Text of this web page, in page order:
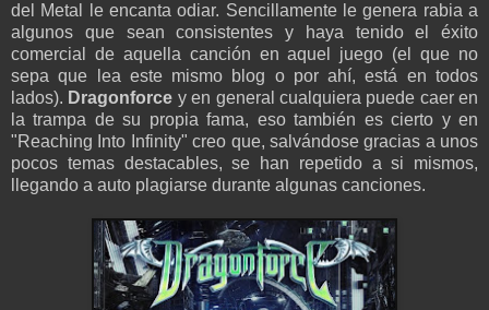
del Metal le encanta odiar. Sencillamente le genera rabia a
algunos que sean consistentes y haya tenido el éxito
comercial de aquella canción en aquel juego (el que no
sepa que lea este mismo blog o por ahí, está en todos
lados). Dragonforce y en general cualquiera puede caer en
la trampa de su propia fama, eso también es cierto y en
"Reaching Into Infinity" creo que, salvándose gracias a unos
pocos temas destacables, se han repetido a si mismos,
llegando a auto plagiarse durante algunas canciones.